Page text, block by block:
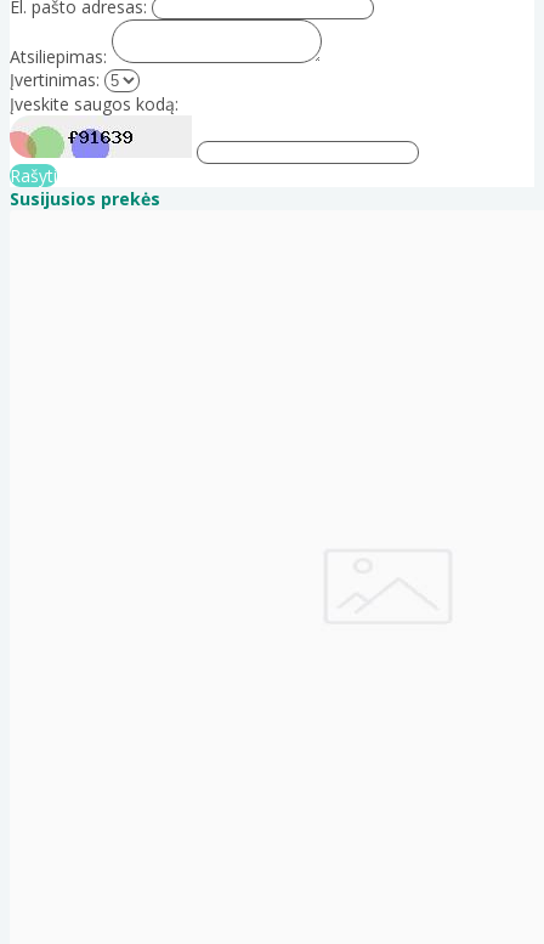
El. pašto adresas:
Atsiliepimas:
Įvertinimas:
Įveskite saugos kodą:
Rašyti
Susijusios prekės